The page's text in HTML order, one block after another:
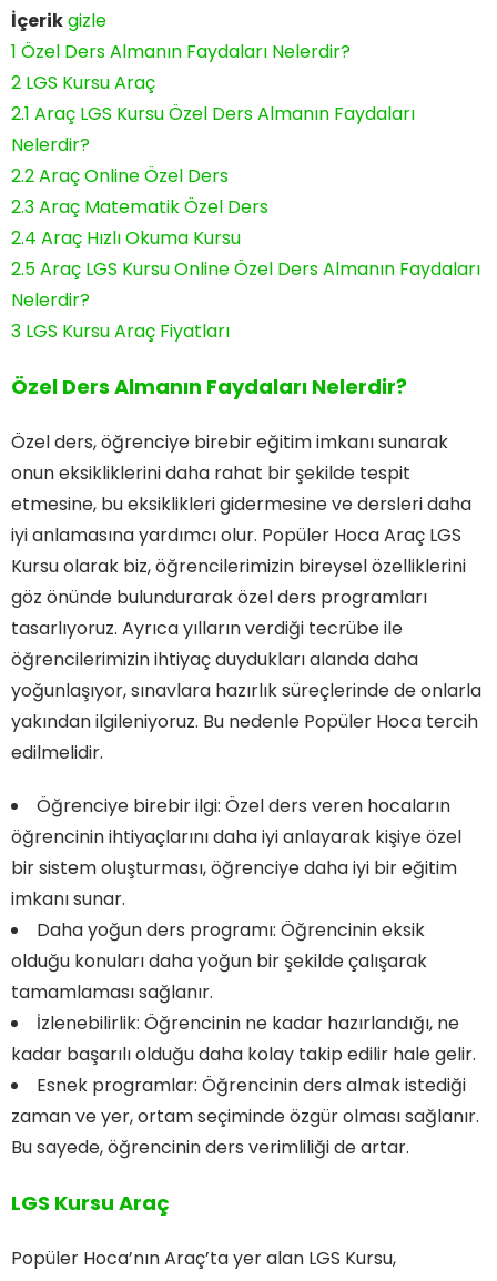
İçerikgizle
1 Özel Ders Almanın Faydaları Nelerdir?
2 LGS Kursu Araç
2.1 Araç LGS Kursu Özel Ders Almanın Faydaları
Nelerdir?
2.2Araç Online Özel Ders
2.3Araç Matematik Özel Ders
2.4 Araç Hızlı Okuma Kursu
2.5Araç LGS Kursu Online Özel Ders Almanın Faydaları
Nelerdir?
3 LGS Kursu Araç Fiyatları
Özel Ders Almanın Faydaları Nelerdir?
Özel ders, öğrenciye birebir eğitim imkanı sunarak
onun eksikliklerini daha rahat bir şekilde tespit
etmesine, bu eksiklikleri gidermesine ve dersleri daha
iyi anlamasına yardımcı olur. Popüler Hoca Araç LGS
Kursu olarak biz, öğrencilerimizin bireysel özelliklerini
göz önünde bulundurarak özel ders programları
tasarlıyoruz. Ayrıca yılların verdiği tecrübe ile
öğrencilerimizin ihtiyaç duydukları alanda daha
yoğunlaşıyor, sınavlara hazırlık süreçlerinde de onlarla
yakından ilgileniyoruz. Bu nedenle Popüler Hoca tercih
edilmelidir.
Öğrenciye birebir ilgi: Özel ders veren hocaların
öğrencinin ihtiyaçlarını daha iyi anlayarak kişiye özel
bir sistem oluşturması, öğrenciye daha iyi bir eğitim
imkanı sunar.
Daha yoğun ders programı: Öğrencinin eksik
olduğu konuları daha yoğun bir şekilde çalışarak
tamamlaması sağlanır.
İzlenebilirlik: Öğrencinin ne kadar hazırlandığı, ne
kadar başarılı olduğu daha kolay takip edilir hale gelir.
Esnek programlar: Öğrencinin ders almak istediği
zaman ve yer, ortam seçiminde özgür olması sağlanır.
Bu sayede, öğrencinin ders verimliliği de artar.
LGS Kursu Araç
Popüler Hoca’nın Araç’ta yer alan LGS Kursu,